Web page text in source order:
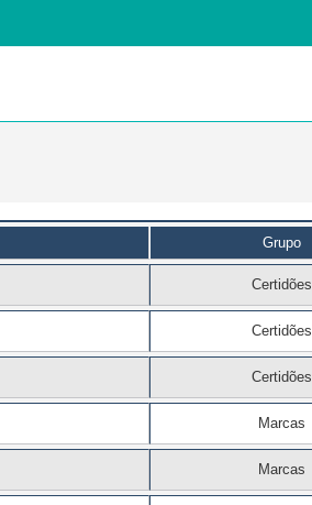
Grupo
Certidões
Certidões
Certidões
Marcas
Marcas